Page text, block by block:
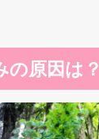
の原因は？